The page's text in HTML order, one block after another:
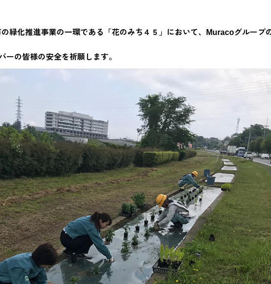
緑化推進事業の一環である「花のみち４５」において、Muracoグループ
ーの皆様の安全を祈願します。